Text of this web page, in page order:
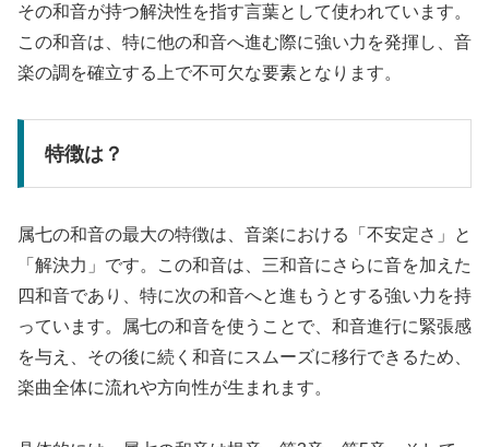
その和音が持つ解決性を指す言葉として使われています。
この和音は、特に他の和音へ進む際に強い力を発揮し、音
楽の調を確立する上で不可欠な要素となります。
特徴は？
属七の和音の最大の特徴は、音楽における「不安定さ」と
「解決力」です。この和音は、三和音にさらに音を加えた
四和音であり、特に次の和音へと進もうとする強い力を持
っています。属七の和音を使うことで、和音進行に緊張感
を与え、その後に続く和音にスムーズに移行できるため、
楽曲全体に流れや方向性が生まれます。